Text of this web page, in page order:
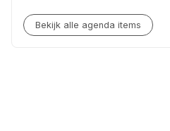
Bekijk alle agenda items